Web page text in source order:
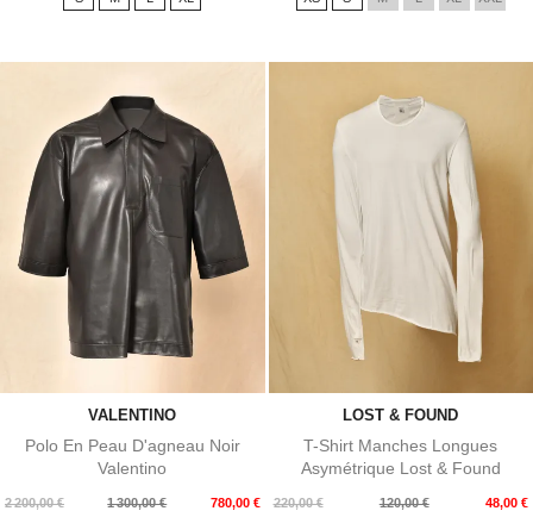
base
VALENTINO
Polo En Peau D'agneau Noir
Valentino
2 200,00 €
Prix
1 300,00 € 780,00 €
Prix
LOST & FOUND
T-Shirt Manches Longues
Asymétrique Lost & Found
220,00 €
Prix
120,00 € 48,00 €
Prix